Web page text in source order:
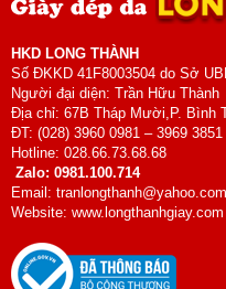
HKD LONG THÀNH
Số ĐKKD 41F8003504 do Sở
Người đại diện: Trần Hữu Thành
Địa chỉ: 67B Tháp Mười,P. Bình
ĐT: (028) 3960 0981 – 3969
Hotline:
Zalo: 0981.100.714
Email:
Website: